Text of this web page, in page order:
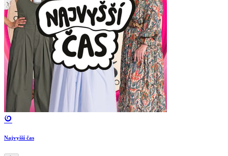
Najvyšší čas